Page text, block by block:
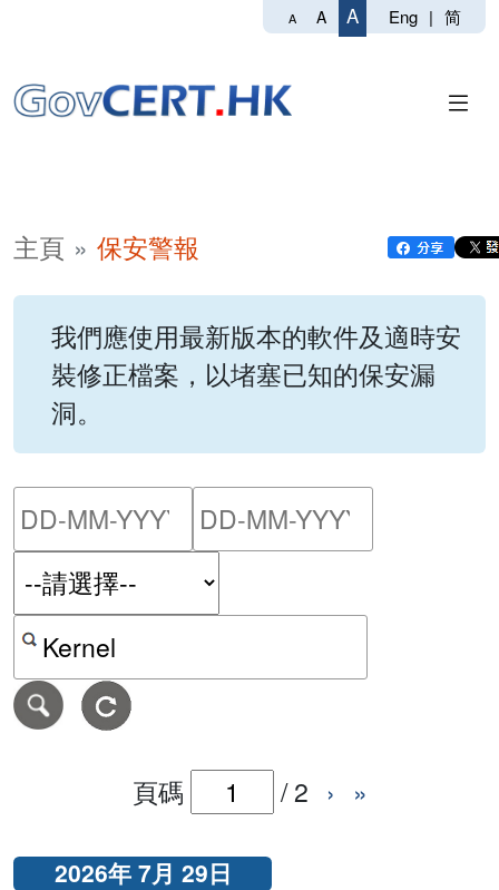
A A A Eng | 简
主頁 保安警報
我們應使用最新版本的軟件及適時安
裝修正檔案，以堵塞已知的保安漏
洞。
請輸入搜尋日期範圍的開
按關鍵字或 CVE ID 搜尋保安警報
頁碼 /2 › »
2026年 7月 29日